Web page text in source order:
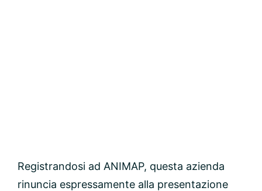
Registrandosi ad ANIMAP, questa azienda
rinuncia espressamente alla presentazione